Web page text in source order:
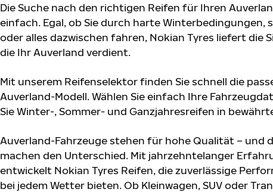
Die Suche nach den richtigen Reifen für Ihren
einfach. Egal, ob Sie durch harte Winterbedingungen,
oder alles dazwischen fahren, Nokian Tyres liefert die
die Ihr Auverland verdient.
Mit unserem Reifenselektor finden Sie schnell die
Auverland-Modell. Wählen Sie einfach Ihre
Sie Winter-, Sommer- und Ganzjahresreifen in
Auverland-Fahrzeuge stehen für hohe Qualität – und
machen den Unterschied. Mit jahrzehntelanger
entwickelt Nokian Tyres Reifen, die zuverlässige
bei jedem Wetter bieten. Ob Kleinwagen, SUV oder